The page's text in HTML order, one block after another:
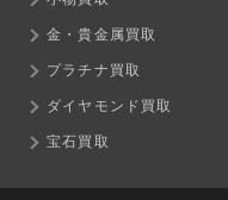
金・貴金属買取
プラチナ買取
ダイヤモンド買取
宝石買取